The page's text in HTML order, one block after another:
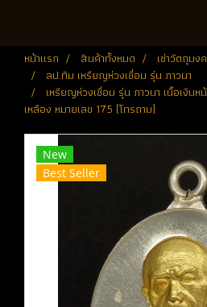
หน้าแรก สินค้าทั้งหมด
เช่าวัตถุม
ลป.ทิม เหรียญห่วงเชื่อม รุ่น ภาวนา
เหรียญห่วงเชื่อม รุ่น ภาวนา เนื้อเงิน
เหลือง หมายเลข 175 (โทรถาม)
New
Best Seller